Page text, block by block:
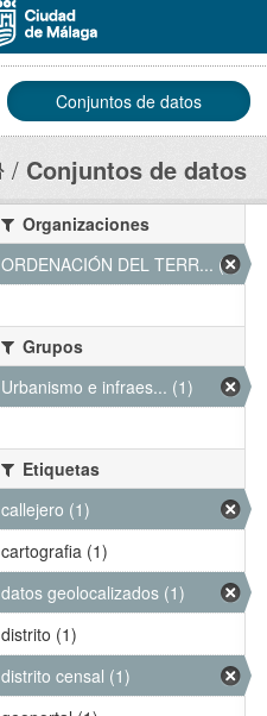
Conjuntos de datos
Conjuntos de datos
Organizaciones
ORDENACIÓN DEL TERR... (1)
Grupos
Urbanismo e infraes... (1)
Etiquetas
callejero (1)
cartografia (1)
datos geolocalizados (1)
distrito (1)
distrito censal (1)